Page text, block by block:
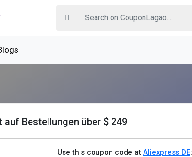
auf Bestellungen über $ 249
Use this coupon code at Aliexpress DE: